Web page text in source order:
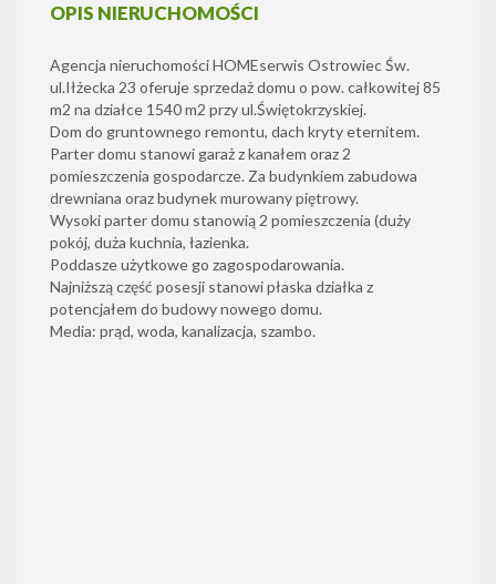
OPIS NIERUCHOMOŚCI
Agencja nieruchomości HOMEserwis Ostrowiec Św.
ul.Iłżecka 23 oferuje sprzedaż domu o pow. całkowitej 85
m2 na działce 1540 m2 przy ul.Świętokrzyskiej.
Dom do gruntownego remontu, dach kryty eternitem.
Parter domu stanowi garaż z kanałem oraz 2
pomieszczenia gospodarcze. Za budynkiem zabudowa
drewniana oraz budynek murowany piętrowy.
Wysoki parter domu stanowią 2 pomieszczenia (duży
pokój, duża kuchnia, łazienka.
Poddasze użytkowe go zagospodarowania.
Najniższą część posesji stanowi płaska działka z
potencjałem do budowy nowego domu.
Media: prąd, woda, kanalizacja, szambo.